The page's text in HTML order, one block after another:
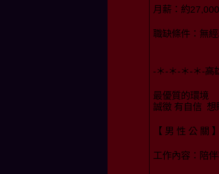
月薪：約
職缺條件：無
-＊-＊-＊-＊-高
最優質的環境
誠徵 有自信 想
【 男 性 公 關
工作內容：陪